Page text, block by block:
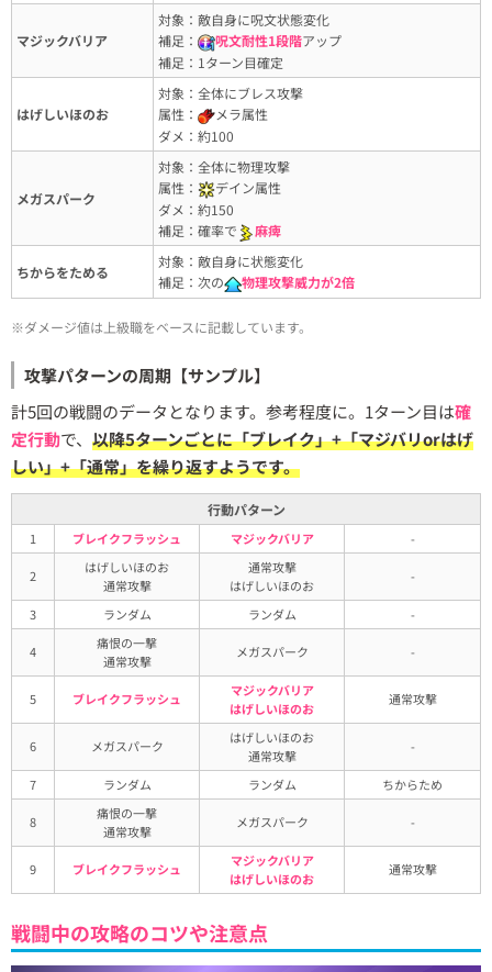
マジックバリア
対象：敵自身に呪文状態変化
補足：
呪文耐性1段階アップ
補足：1ターン目確定
はげしいほのお
対象：全体にブレス攻撃
属性：
メラ属性
ダメ：約100
メガスパーク
対象：全体に物理攻撃
属性：
デイン属性
ダメ：約150
補足：確率で
麻痺
ちからをためる
対象：敵自身に状態変化
補足：次の
物理攻撃威力が2倍
※ダメージ値は上級職をベースに記載しています。
攻撃パターンの周期【サンプル】
計5回の戦闘のデータとなります。参考程度に。1ターン目は確
定行動で、 以降5ターンごとに「ブレイク」+「マジバリorはげ
しい」+「通常」を繰り返すようです。
行動パターン
1 ブレイクフラッシュ マジックバリア -
2
はげしいほのお
通常攻撃
通常攻撃
はげしいほのお
-
3 ランダム ランダム -
4
痛恨の一撃
通常攻撃
メガスパーク -
5 ブレイクフラッシュ
マジックバリア
はげしいほのお
通常攻撃
6 メガスパーク
はげしいほのお
通常攻撃
-
7 ランダム ランダム ちからため
8
痛恨の一撃
通常攻撃
メガスパーク -
9 ブレイクフラッシュ
マジックバリア
はげしいほのお
通常攻撃
戦闘中の攻略のコツや注意点